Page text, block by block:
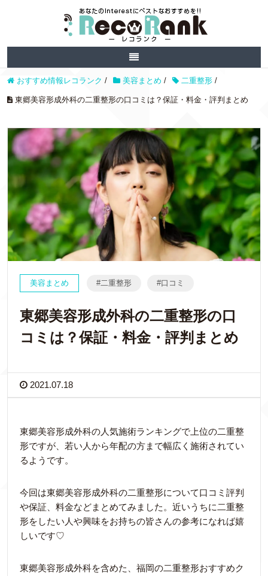
おすすめ情報レコランク / 美容まとめ / 二重整形 /
東郷美容形成外科の二重整形の口コミは？保証・料金・評判まとめ
美容まとめ 二重整形 口コミ
東郷美容形成外科の二重整形の口
コミは？保証・料金・評判まとめ
2021.07.18
東郷美容形成外科の人気施術ランキングで上位の二重整
形ですが、若い人から年配の方まで幅広く施術されてい
るようです。
今回は東郷美容形成外科の二重整形について口コミ評判
や保証、料金などまとめてみました。近いうちに二重整
形をしたい人や興味をお持ちの皆さんの参考になれば嬉
しいです♡
東郷美容形成外科を含めた、福岡の二重整形おすすめク